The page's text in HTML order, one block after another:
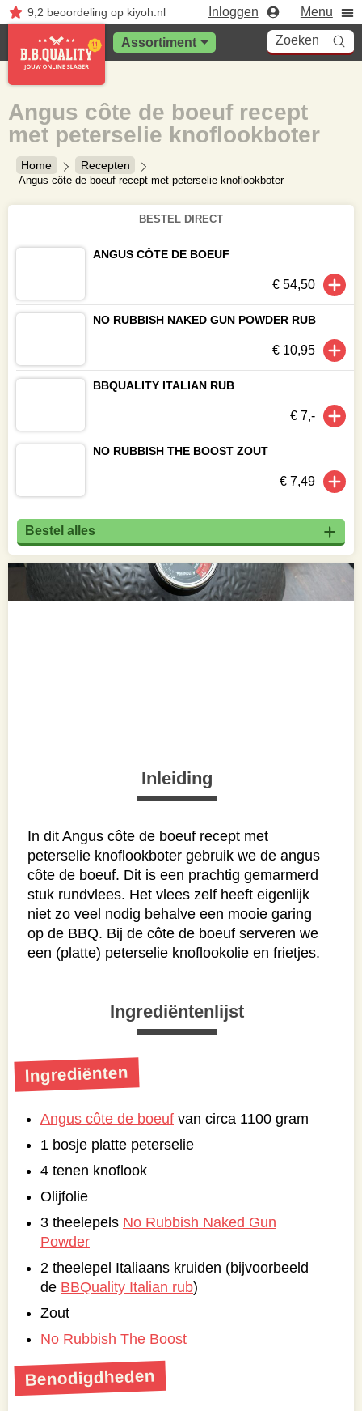
9,2 beoordelingop kiyoh.nl Inloggen Menu
Assortiment Zoeken
Home Recepten
Angus côte de boeuf recept met peterselie knoflookboter
Angus côte de boeuf recept
met peterselie knoflookboter
Inleiding
In dit Angus côte de boeuf recept met
peterselie knoflookboter gebruik we de angus
côte de boeuf. Dit is een prachtig gemarmerd
stuk rundvlees. Het vlees zelf heeft eigenlijk
niet zo veel nodig behalve een mooie garing
op de BBQ. Bij de côte de boeuf serveren we
een (platte) peterselie knoflookolie en frietjes.
Ingrediëntenlijst
Ingrediënten
Angus côte de boeuf van circa 1100 gram
1 bosje platte peterselie
4 tenen knoflook
Olijfolie
3 theelepels No Rubbish Naked Gun
Powder
2 theelepel Italiaans kruiden (bijvoorbeeld
de BBQuality Italian rub)
Zout
No Rubbish The Boost
Benodigdheden
BESTEL DIRECT
ANGUS CÔTE DE BOEUF
€ 54,50
NO RUBBISH NAKED GUN POWDER RUB
€ 10,95
BBQUALITY ITALIAN RUB
€ 7,-
NO RUBBISH THE BOOST ZOUT
€ 7,49
Bestel alles